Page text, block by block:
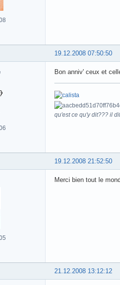
19.12.2008 07:50:50
Bon anniv' ceux et
qu'est ce qu'y dit??? il
19.12.2008 21:52:50
Merci bien tout le
21.12.2008 13:12:12